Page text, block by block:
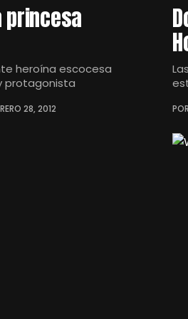
princesa
heroína escocesa
protagonista
28, 2012